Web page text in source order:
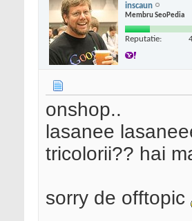
inscaun
Membru SeoPedia
Reputatie:
onshop..
lasanee
tricolorii?? hai
sorry de offtopic